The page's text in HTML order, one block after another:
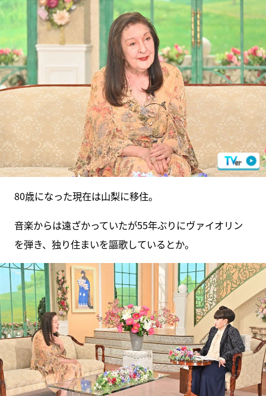
80歳になった現在は山梨に移住。
音楽からは遠ざかっていたが55年ぶりにヴァイオリン
を弾き、独り住まいを謳歌しているとか。